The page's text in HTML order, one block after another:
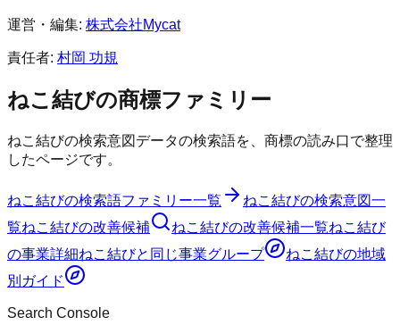
運営・編集: 株式会社Mycat
責任者: 村岡 功規
ねこ結びの商標ファミリー
ねこ結びの検索意図データの検索語を、商標の読み口で整理
したページです。
ねこ結びの検索語ファミリー一覧 ねこ結びの検索意図一
覧ねこ結びの改善候補 ねこ結びの改善候補一覧ねこ結び
の事業詳細ねこ結びと同じ事業グループ ねこ結びの地域
別ガイド
Search Console